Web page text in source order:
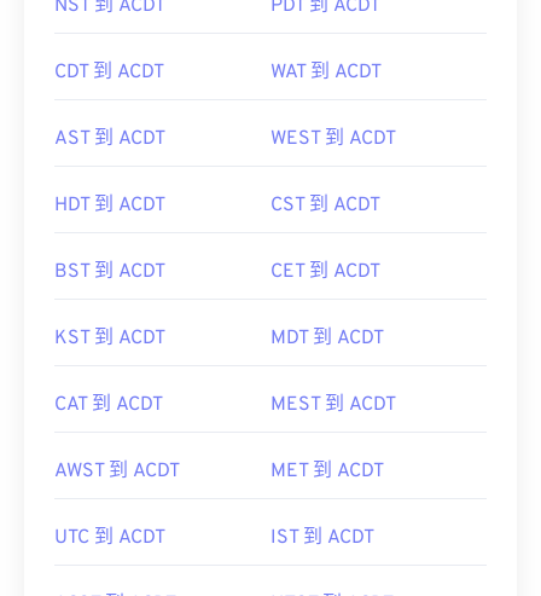
NST 到 ACDT PDT 到 ACDT
CDT 到 ACDT WAT 到 ACDT
AST 到 ACDT WEST 到 ACDT
HDT 到 ACDT CST 到 ACDT
BST 到 ACDT CET 到 ACDT
KST 到 ACDT MDT 到 ACDT
CAT 到 ACDT MEST 到 ACDT
AWST 到 ACDT MET 到 ACDT
UTC 到 ACDT IST 到 ACDT